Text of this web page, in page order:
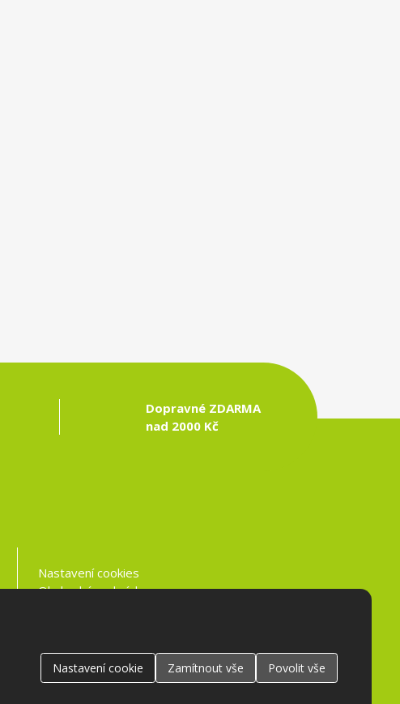
Dopravné ZDARMA
nad 2000 Kč
Nastavení cookies
Obchodní podmínky
Nastavenícookie Zamítnout vše Povolit vše